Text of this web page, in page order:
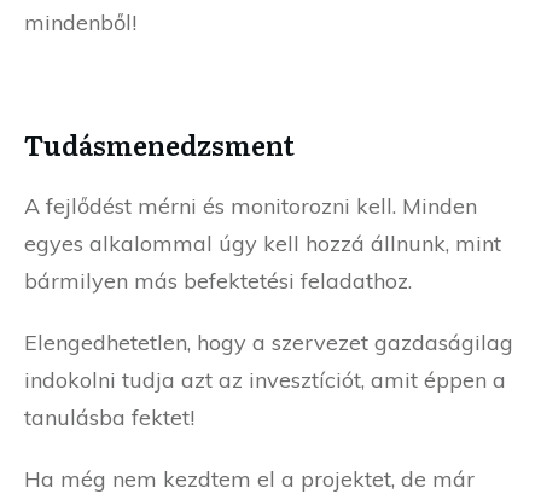
mindenből!
Tudásmenedzsment
A fejlődést mérni és monitorozni kell. Minden
egyes alkalommal úgy kell hozzá állnunk, mint
bármilyen más befektetési feladathoz.
Elengedhetetlen, hogy a szervezet gazdaságilag
indokolni tudja azt az invesztíciót, amit éppen a
tanulásba fektet!
Ha még nem kezdtem el a projektet, de már